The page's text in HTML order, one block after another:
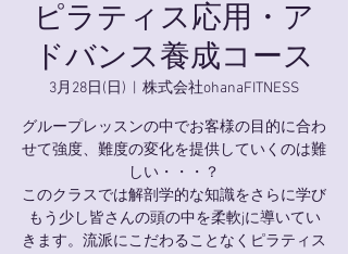
ピラティス応用・ア
ドバンス養成コース
3月28日(日) 株式会社ohanaFITNESS
グループレッスンの中でお客様の目的に合わ
せて強度、難度の変化を提供していくのは難
しい・・・？
このクラスでは解剖学的な知識をさらに学び
もう少し皆さんの頭の中を柔軟jに導いてい
きます。流派にこだわることなくピラティス